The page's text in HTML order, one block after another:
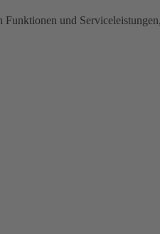
und